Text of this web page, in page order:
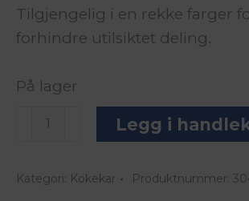
Tilgjengelig i en rekke farger
forhindre utilsiktet deling.
På lager
Kokekar,
Legg i
Kategori: Kokekar Produktnummer: